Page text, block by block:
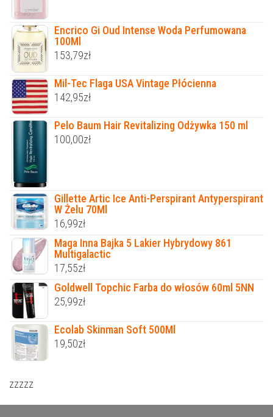
Encrico Gi Oud Intense Woda Perfumowana
100Ml
153,79zł
Mil-Tec Flaga USA Vintage Płócienna
142,95zł
Pelo Baum Hair Revitalizing Odżywka 150 ml
100,00zł
Gillette Artic Ice Anti-Perspirant Antyperspirant
W Żelu 70Ml
16,99zł
Maga Inna Bajka 5 Lakier Hybrydowy 861
Multigalactic
17,55zł
Goldwell Topchic Farba do włosów 60ml 5NN
25,99zł
Ecolab Skinman Soft 500Ml
19,50zł
zzzzz